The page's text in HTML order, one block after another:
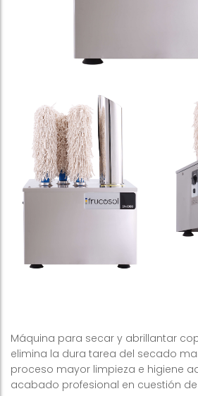
Máquina para secar y abrillantar
elimina la dura tarea del secado
proceso mayor limpieza e higiene
acabado profesional en cuestión